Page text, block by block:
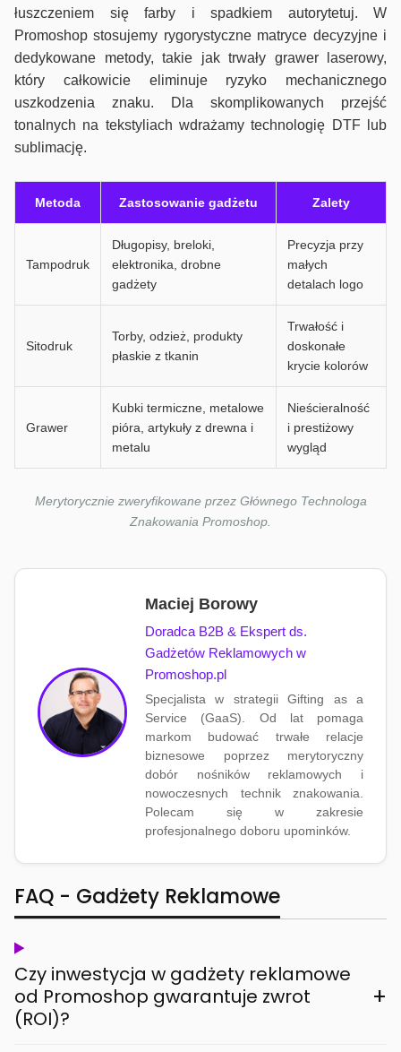
łuszczeniem się farby i spadkiem autorytetuj. W
Promoshop stosujemy rygorystyczne matryce decyzyjne i
dedykowane metody, takie jak trwały grawer laserowy,
który całkowicie eliminuje ryzyko mechanicznego
uszkodzenia znaku. Dla skomplikowanych przejść
tonalnych na tekstyliach wdrażamy technologię DTF lub
sublimację.
Metoda Zastosowanie gadżetu Zalety
Tampodruk
Długopisy, breloki,
elektronika, drobne
gadżety
Precyzja przy
małych
detalach logo
Sitodruk
Torby, odzież, produkty
płaskie z tkanin
Trwałość i
doskonałe
krycie kolorów
Grawer
Kubki termiczne, metalowe
pióra, artykuły z drewna i
metalu
Nieścieralność
i prestiżowy
wygląd
Merytorycznie zweryfikowane przez Głównego Technologa
Znakowania Promoshop.
Maciej Borowy
Doradca B2B & Ekspert ds.
Gadżetów Reklamowych w
Promoshop.pl
Specjalista w strategii Gifting as a
Service (GaaS). Od lat pomaga
markom budować trwałe relacje
biznesowe poprzez merytoryczny
dobór nośników reklamowych i
nowoczesnych technik znakowania.
Polecam się w zakresie
profesjonalnego doboru upominków.
FAQ - Gadżety Reklamowe
Czy inwestycja w gadżety reklamowe
od Promoshop gwarantuje zwrot
(ROI)?
+